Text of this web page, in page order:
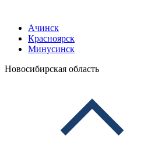
Ачинск
Красноярск
Минусинск
Новосибирская область